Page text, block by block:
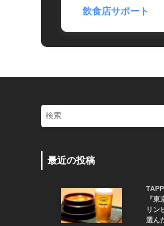
飲食店サポート
最近の投稿
『
リン
選ん